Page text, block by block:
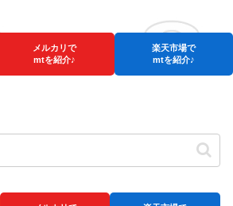
メルカリで
mtを紹介♪
楽天市場で
mtを紹介♪